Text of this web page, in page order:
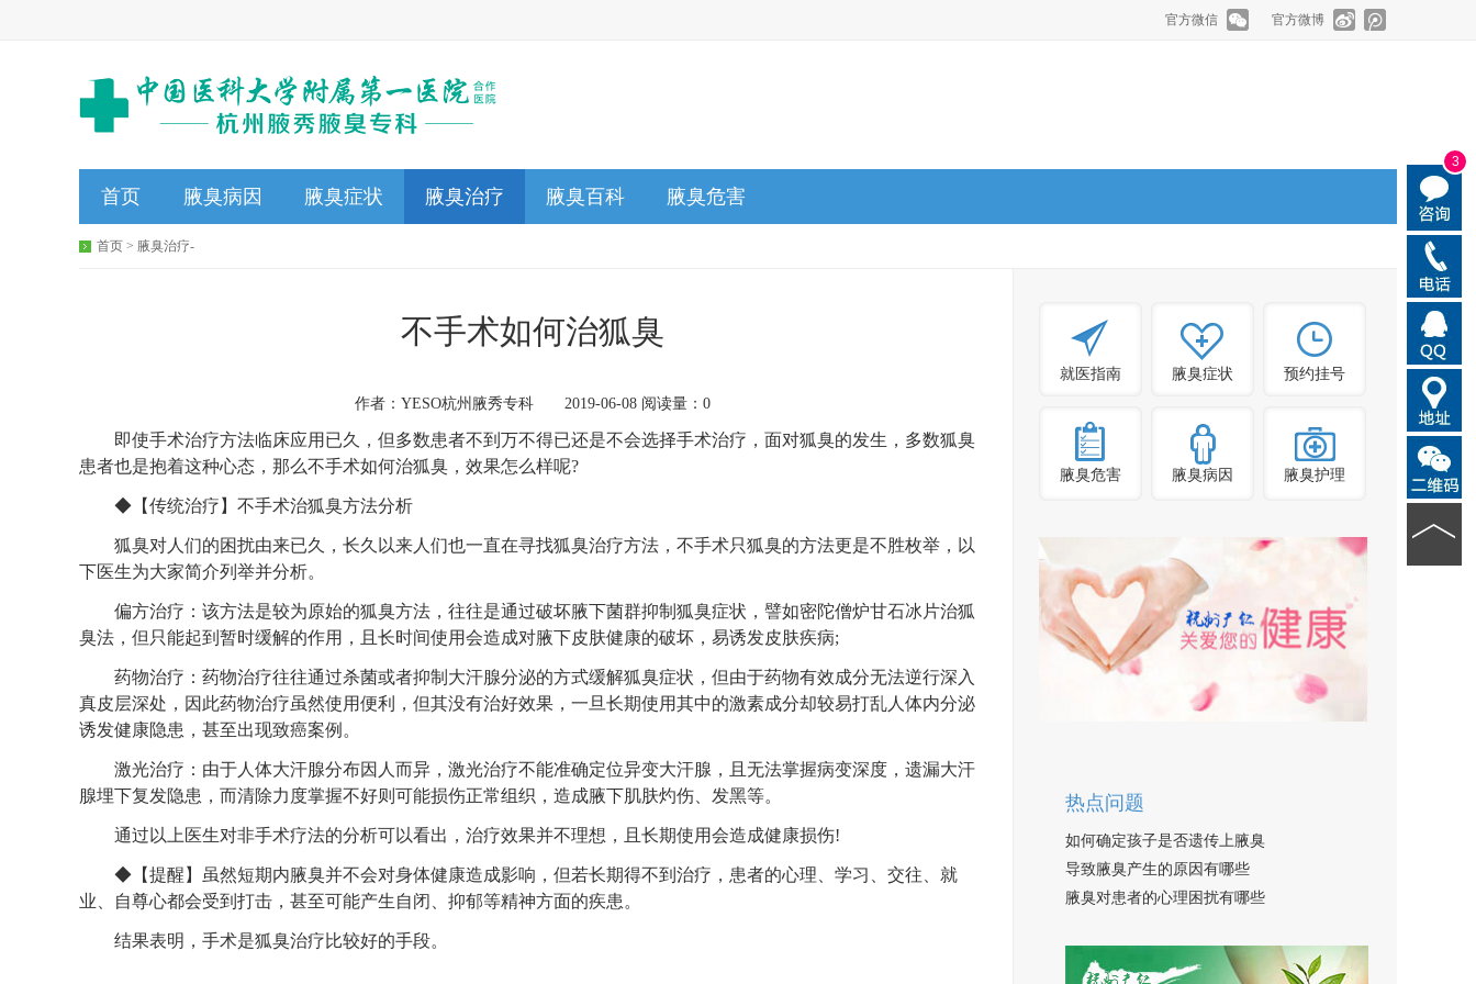
3
官方微信 官方微博
首页 腋臭病因 腋臭症状 腋臭治疗 腋臭百科 腋臭危害
首页 > 腋臭治疗-
不手术如何治狐臭
作者：YESO杭州腋秀专科 2019-06-08 阅读量：0
即使手术治疗方法临床应用已久，但多数患者不到万不得已还是不会选择手术治疗，面对狐臭的发生，多数狐臭
患者也是抱着这种心态，那么不手术如何治狐臭，效果怎么样呢?
◆【传统治疗】不手术治狐臭方法分析
狐臭对人们的困扰由来已久，长久以来人们也一直在寻找狐臭治疗方法，不手术只狐臭的方法更是不胜枚举，以
下医生为大家简介列举并分析。
偏方治疗：该方法是较为原始的狐臭方法，往往是通过破坏腋下菌群抑制狐臭症状，譬如密陀僧炉甘石冰片治狐
臭法，但只能起到暂时缓解的作用，且长时间使用会造成对腋下皮肤健康的破坏，易诱发皮肤疾病;
药物治疗：药物治疗往往通过杀菌或者抑制大汗腺分泌的方式缓解狐臭症状，但由于药物有效成分无法逆行深入
真皮层深处，因此药物治疗虽然使用便利，但其没有治好效果，一旦长期使用其中的激素成分却较易打乱人体内分泌
诱发健康隐患，甚至出现致癌案例。
激光治疗：由于人体大汗腺分布因人而异，激光治疗不能准确定位异变大汗腺，且无法掌握病变深度，遗漏大汗
腺埋下复发隐患，而清除力度掌握不好则可能损伤正常组织，造成腋下肌肤灼伤、发黑等。
通过以上医生对非手术疗法的分析可以看出，治疗效果并不理想，且长期使用会造成健康损伤!
◆【提醒】虽然短期内腋臭并不会对身体健康造成影响，但若长期得不到治疗，患者的心理、学习、交往、就
业、自尊心都会受到打击，甚至可能产生自闭、抑郁等精神方面的疾患。
结果表明，手术是狐臭治疗比较好的手段。
就医指南 腋臭症状 预约挂号
腋臭危害 腋臭病因 腋臭护理
热点问题
如何确定孩子是否遗传上腋臭
导致腋臭产生的原因有哪些
腋臭对患者的心理困扰有哪些